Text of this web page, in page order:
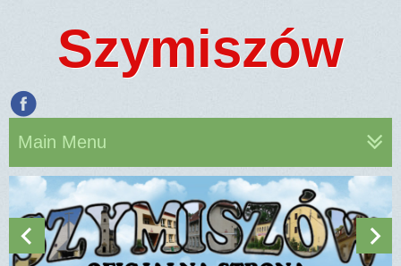
Szymiszów
Main Menu